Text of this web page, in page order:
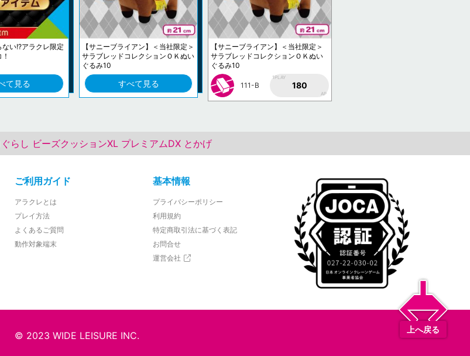
い!?アラクレ限定
て見る
【サニーブライアン】＜当社限定＞
サラブレッドコレクションＯＫぬい
ぐるみ10
すべて見る
【サニーブライアン】＜当社限定＞
サラブレッドコレクションＯＫぬい
ぐるみ10
111-B
1PLAY
180
AP
らし ビーズクッションXL プレミアムDX とかげ
ご利用ガイド
アラクレとは
プレイ方法
よくあるご質問
動作対象端末
基本情報
プライバシーポリシー
利用規約
特定商取引法に基づく表記
お問合せ
運営会社
© 2023 WIDE LEISURE INC.
上へ戻る